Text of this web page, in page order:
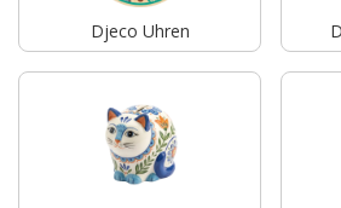
Djeco Uhren